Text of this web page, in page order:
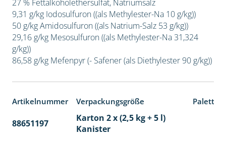
27 % Fettalkoholethersulfat, Natriumsalz
9,31 g/kg Iodosulfuron ((als Methylester-Na 10 g/kg))
50 g/kg Amidosulfuron ((als Natrium-Salz 53 g/kg))
29,16 g/kg Mesosulfuron ((als Methylester-Na 31,324
g/kg))
86,58 g/kg Mefenpyr (- Safener (als Diethylester 90 g/kg))
Artikelnummer Verpackungsgröße
88651197
Karton 2 x (2,5 kg + 5 l)
Kanister